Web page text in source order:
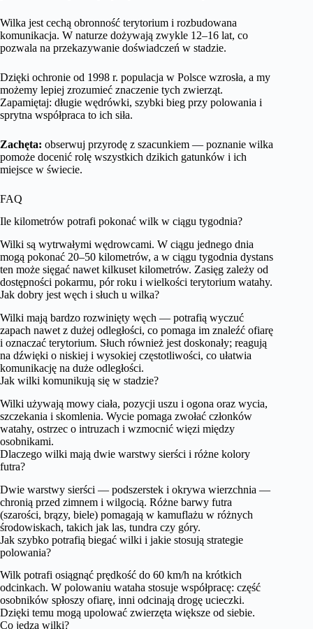
Wilka jest cechą obronność terytorium i rozbudowana
komunikacja. W naturze dożywają zwykle 12–16 lat, co
pozwala na przekazywanie doświadczeń w stadzie.
Dzięki ochronie od 1998 r. populacja w Polsce wzrosła, a my
możemy lepiej zrozumieć znaczenie tych zwierząt.
Zapamiętaj: długie wędrówki, szybki bieg przy polowania i
sprytna współpraca to ich siła.
Zachęta: obserwuj przyrodę z szacunkiem — poznanie wilka
pomoże docenić rolę wszystkich dzikich gatunków i ich
miejsce w świecie.
FAQ
Ile kilometrów potrafi pokonać wilk w ciągu tygodnia?
Wilki są wytrwałymi wędrowcami. W ciągu jednego dnia
mogą pokonać 20–50 kilometrów, a w ciągu tygodnia dystans
ten może sięgać nawet kilkuset kilometrów. Zasięg zależy od
dostępności pokarmu, pór roku i wielkości terytorium watahy.
Jak dobry jest węch i słuch u wilka?
Wilki mają bardzo rozwinięty węch — potrafią wyczuć
zapach nawet z dużej odległości, co pomaga im znaleźć ofiarę
i oznaczać terytorium. Słuch również jest doskonały; reagują
na dźwięki o niskiej i wysokiej częstotliwości, co ułatwia
komunikację na duże odległości.
Jak wilki komunikują się w stadzie?
Wilki używają mowy ciała, pozycji uszu i ogona oraz wycia,
szczekania i skomlenia. Wycie pomaga zwołać członków
watahy, ostrzec o intruzach i wzmocnić więzi między
osobnikami.
Dlaczego wilki mają dwie warstwy sierści i różne kolory
futra?
Dwie warstwy sierści — podszerstek i okrywa wierzchnia —
chronią przed zimnem i wilgocią. Różne barwy futra
(szarości, brązy, biele) pomagają w kamuflażu w różnych
środowiskach, takich jak las, tundra czy góry.
Jak szybko potrafią biegać wilki i jakie stosują strategie
polowania?
Wilk potrafi osiągnąć prędkość do 60 km/h na krótkich
odcinkach. W polowaniu wataha stosuje współpracę: część
osobników spłoszy ofiarę, inni odcinają drogę ucieczki.
Dzięki temu mogą upolować zwierzęta większe od siebie.
Co jedzą wilki?